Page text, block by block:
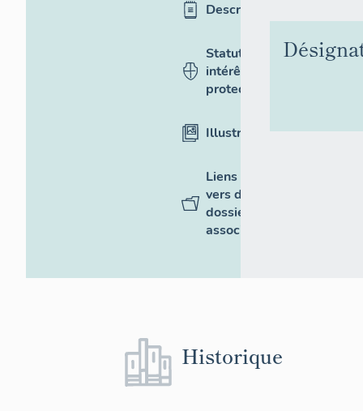
Description
Statut,
intérêt et
protection
Illustrations
Liens
vers des
dossiers
associés
Historique